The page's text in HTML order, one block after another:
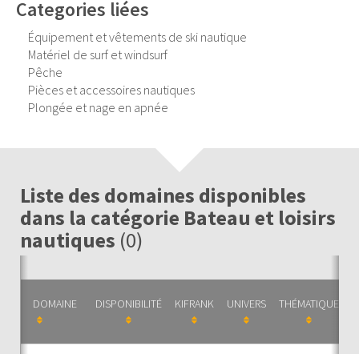
Categories liées
Équipement et vêtements de ski nautique
Matériel de surf et windsurf
Pêche
Pièces et accessoires nautiques
Plongée et nage en apnée
Liste des domaines disponibles
dans la catégorie Bateau et loisirs
nautiques (0)
DOMAINE DISPONIBILITÉ KIFRANK UNIVERS THÉMATIQUE